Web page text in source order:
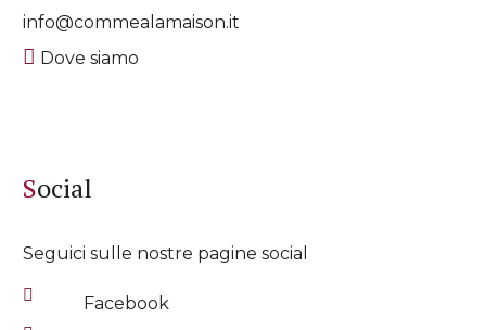
info@commealamaison.it
Dove siamo
Social
Seguici sulle nostre pagine social
Facebook